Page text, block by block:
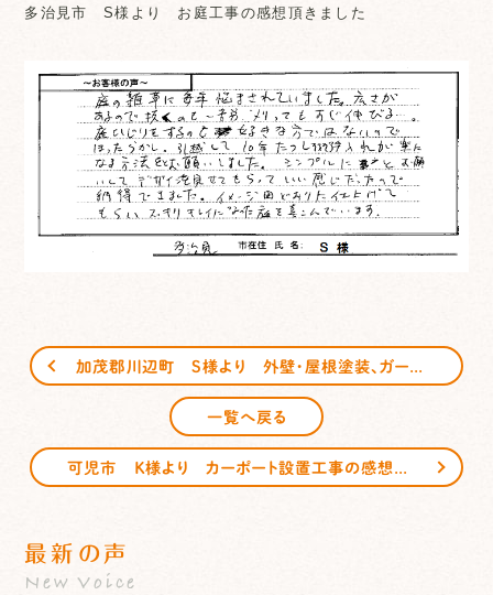
多治見市 S様より お庭工事の感想頂きました
一覧へ戻る
最新の声
New Voice